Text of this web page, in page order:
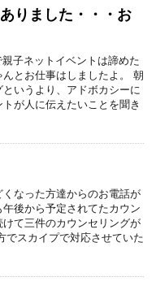
りました・・・お
子ネットイベントは諦めた
とお仕事はしましたよ。 朝
いうより、アドボカシーに
が人に伝えたいことを聞き
なった方達からのお電話が
後から予定されてたカウン
て三件のカウンセリングが
でスカイプで対応させていた